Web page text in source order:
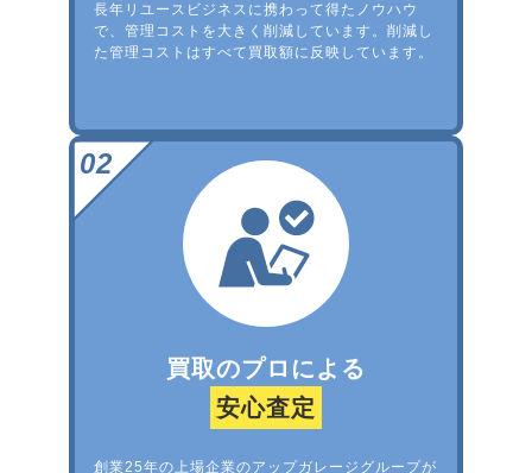
長年リユースビジネスに携わって得たノウハウ
で、管理コストを大きく削減しています。削減し
た管理コストはすべて買取額に反映しています。
買取のプロによる
安心査定
創業25年の上場企業のアップガレージグループが